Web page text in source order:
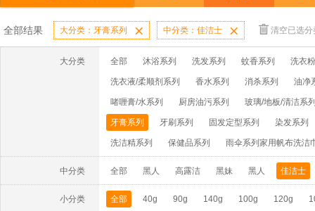
全部结果 大分类：牙膏系列  中分类：佳洁士  清空已选分
大分类 全部 沐浴系列 洗发系列 蚊香系列 洗衣
洗衣液/柔顺剂系列 香水系列 消杀系列 油净
啫喱膏/水系列 厨房油污系列 玻璃/地板/清洁系
牙膏系列 牙刷系列 固发定型系列 染发系列
洗洁精系列 保健品系列 雨伞系列家用帆布洗洁
中分类 全部 黑人 高露洁 黑妹 黑人 佳洁士
小分类 全部 40g 90g 140g 100g 120g